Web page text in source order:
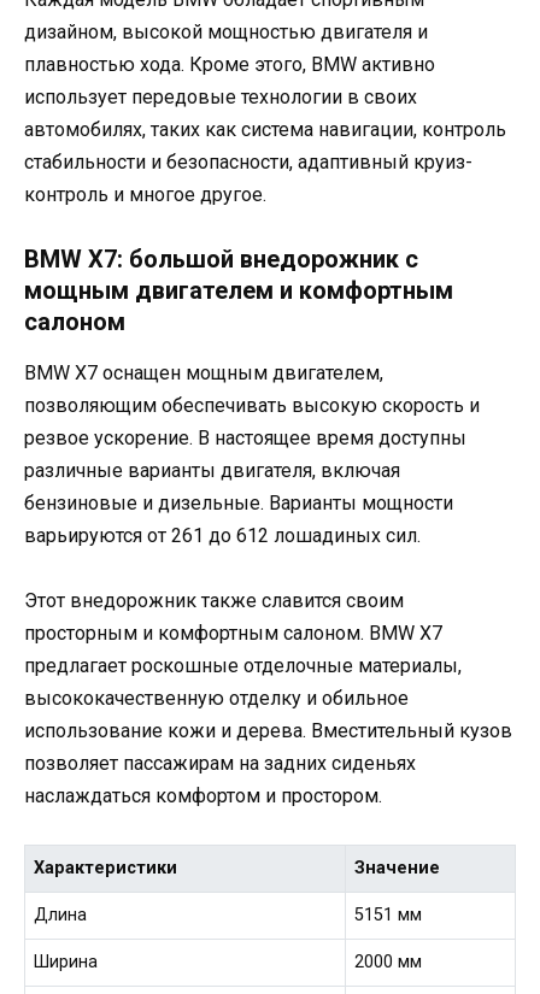
дизайном, высокой мощностью двигателя и
плавностью хода. Кроме этого, BMW активно
использует передовые технологии в своих
автомобилях, таких как система навигации, контроль
стабильности и безопасности, адаптивный круиз-
контроль и многое другое.
BMW X7: большой внедорожник с
мощным двигателем и комфортным
салоном
BMW X7 оснащен мощным двигателем,
позволяющим обеспечивать высокую скорость и
резвое ускорение. В настоящее время доступны
различные варианты двигателя, включая
бензиновые и дизельные. Варианты мощности
варьируются от 261 до 612 лошадиных сил.
Этот внедорожник также славится своим
просторным и комфортным салоном. BMW X7
предлагает роскошные отделочные материалы,
высококачественную отделку и обильное
использование кожи и дерева. Вместительный кузов
позволяет пассажирам на задних сиденьях
наслаждаться комфортом и простором.
Характеристики Значение
Длина 5151 мм
Ширина 2000 мм